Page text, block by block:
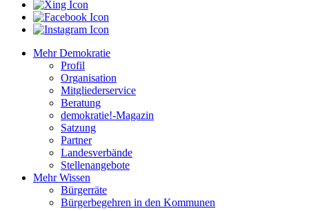
Mehr Demokratie
Profil
Organisation
Mitgliederservice
Beratung
demokratie!-Magazin
Satzung
Partner
Landesverbände
Stellenangebote
Mehr Wissen
Bürgerräte
Bürgerbegehren in den Kommunen